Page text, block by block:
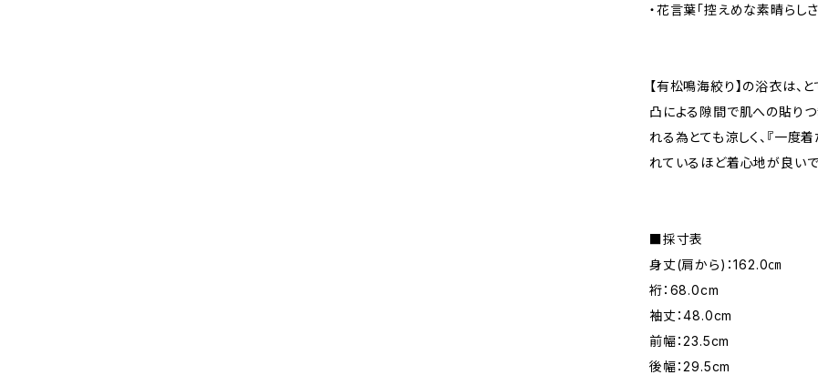
・花言葉「控えめな素晴らし
【有松鳴海絞り】の浴衣は、
凸による隙間で肌への貼り
れる為とても涼しく、『一度
れているほど着心地が良いで
■採寸表
身丈(肩から)：162.0㎝
裄：68.0cm
袖丈：48.0cm
前幅：23.5cm
後幅：29.5cm